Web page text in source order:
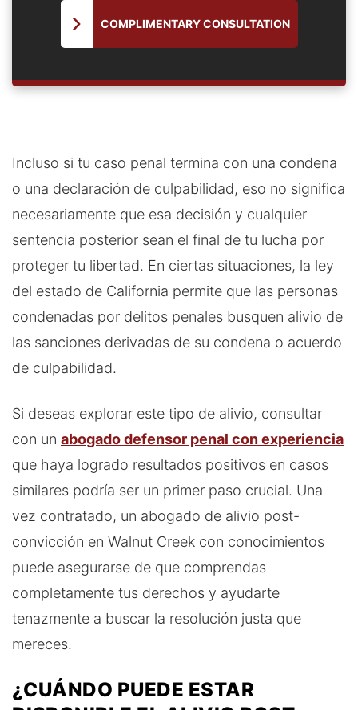
COMPLIMENTARY CONSULTATION
Incluso si tu caso penal termina con una condena
o una declaración de culpabilidad, eso no significa
necesariamente que esa decisión y cualquier
sentencia posterior sean el final de tu lucha por
proteger tu libertad. En ciertas situaciones, la ley
del estado de California permite que las personas
condenadas por delitos penales busquen alivio de
las sanciones derivadas de su condena o acuerdo
de culpabilidad.
Si deseas explorar este tipo de alivio, consultar
con un abogado defensor penal con experiencia
que haya logrado resultados positivos en casos
similares podría ser un primer paso crucial. Una
vez contratado, un abogado de alivio post-
convicción en Walnut Creek con conocimientos
puede asegurarse de que comprendas
completamente tus derechos y ayudarte
tenazmente a buscar la resolución justa que
mereces.
¿CUÁNDO PUEDE ESTAR